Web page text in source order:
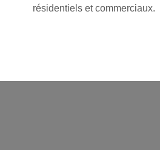
résidentiels et commerciaux.